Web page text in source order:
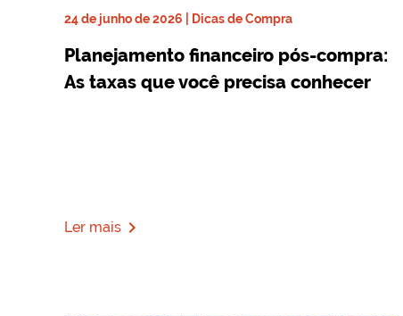
24 de junho de 2026 | Dicas de Compra
Planejamento financeiro pós-compra:
As taxas que você precisa conhecer
Ler mais navigate_next